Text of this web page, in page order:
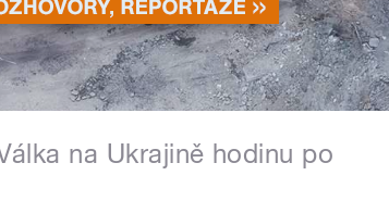
na Ukrajině hodinu po